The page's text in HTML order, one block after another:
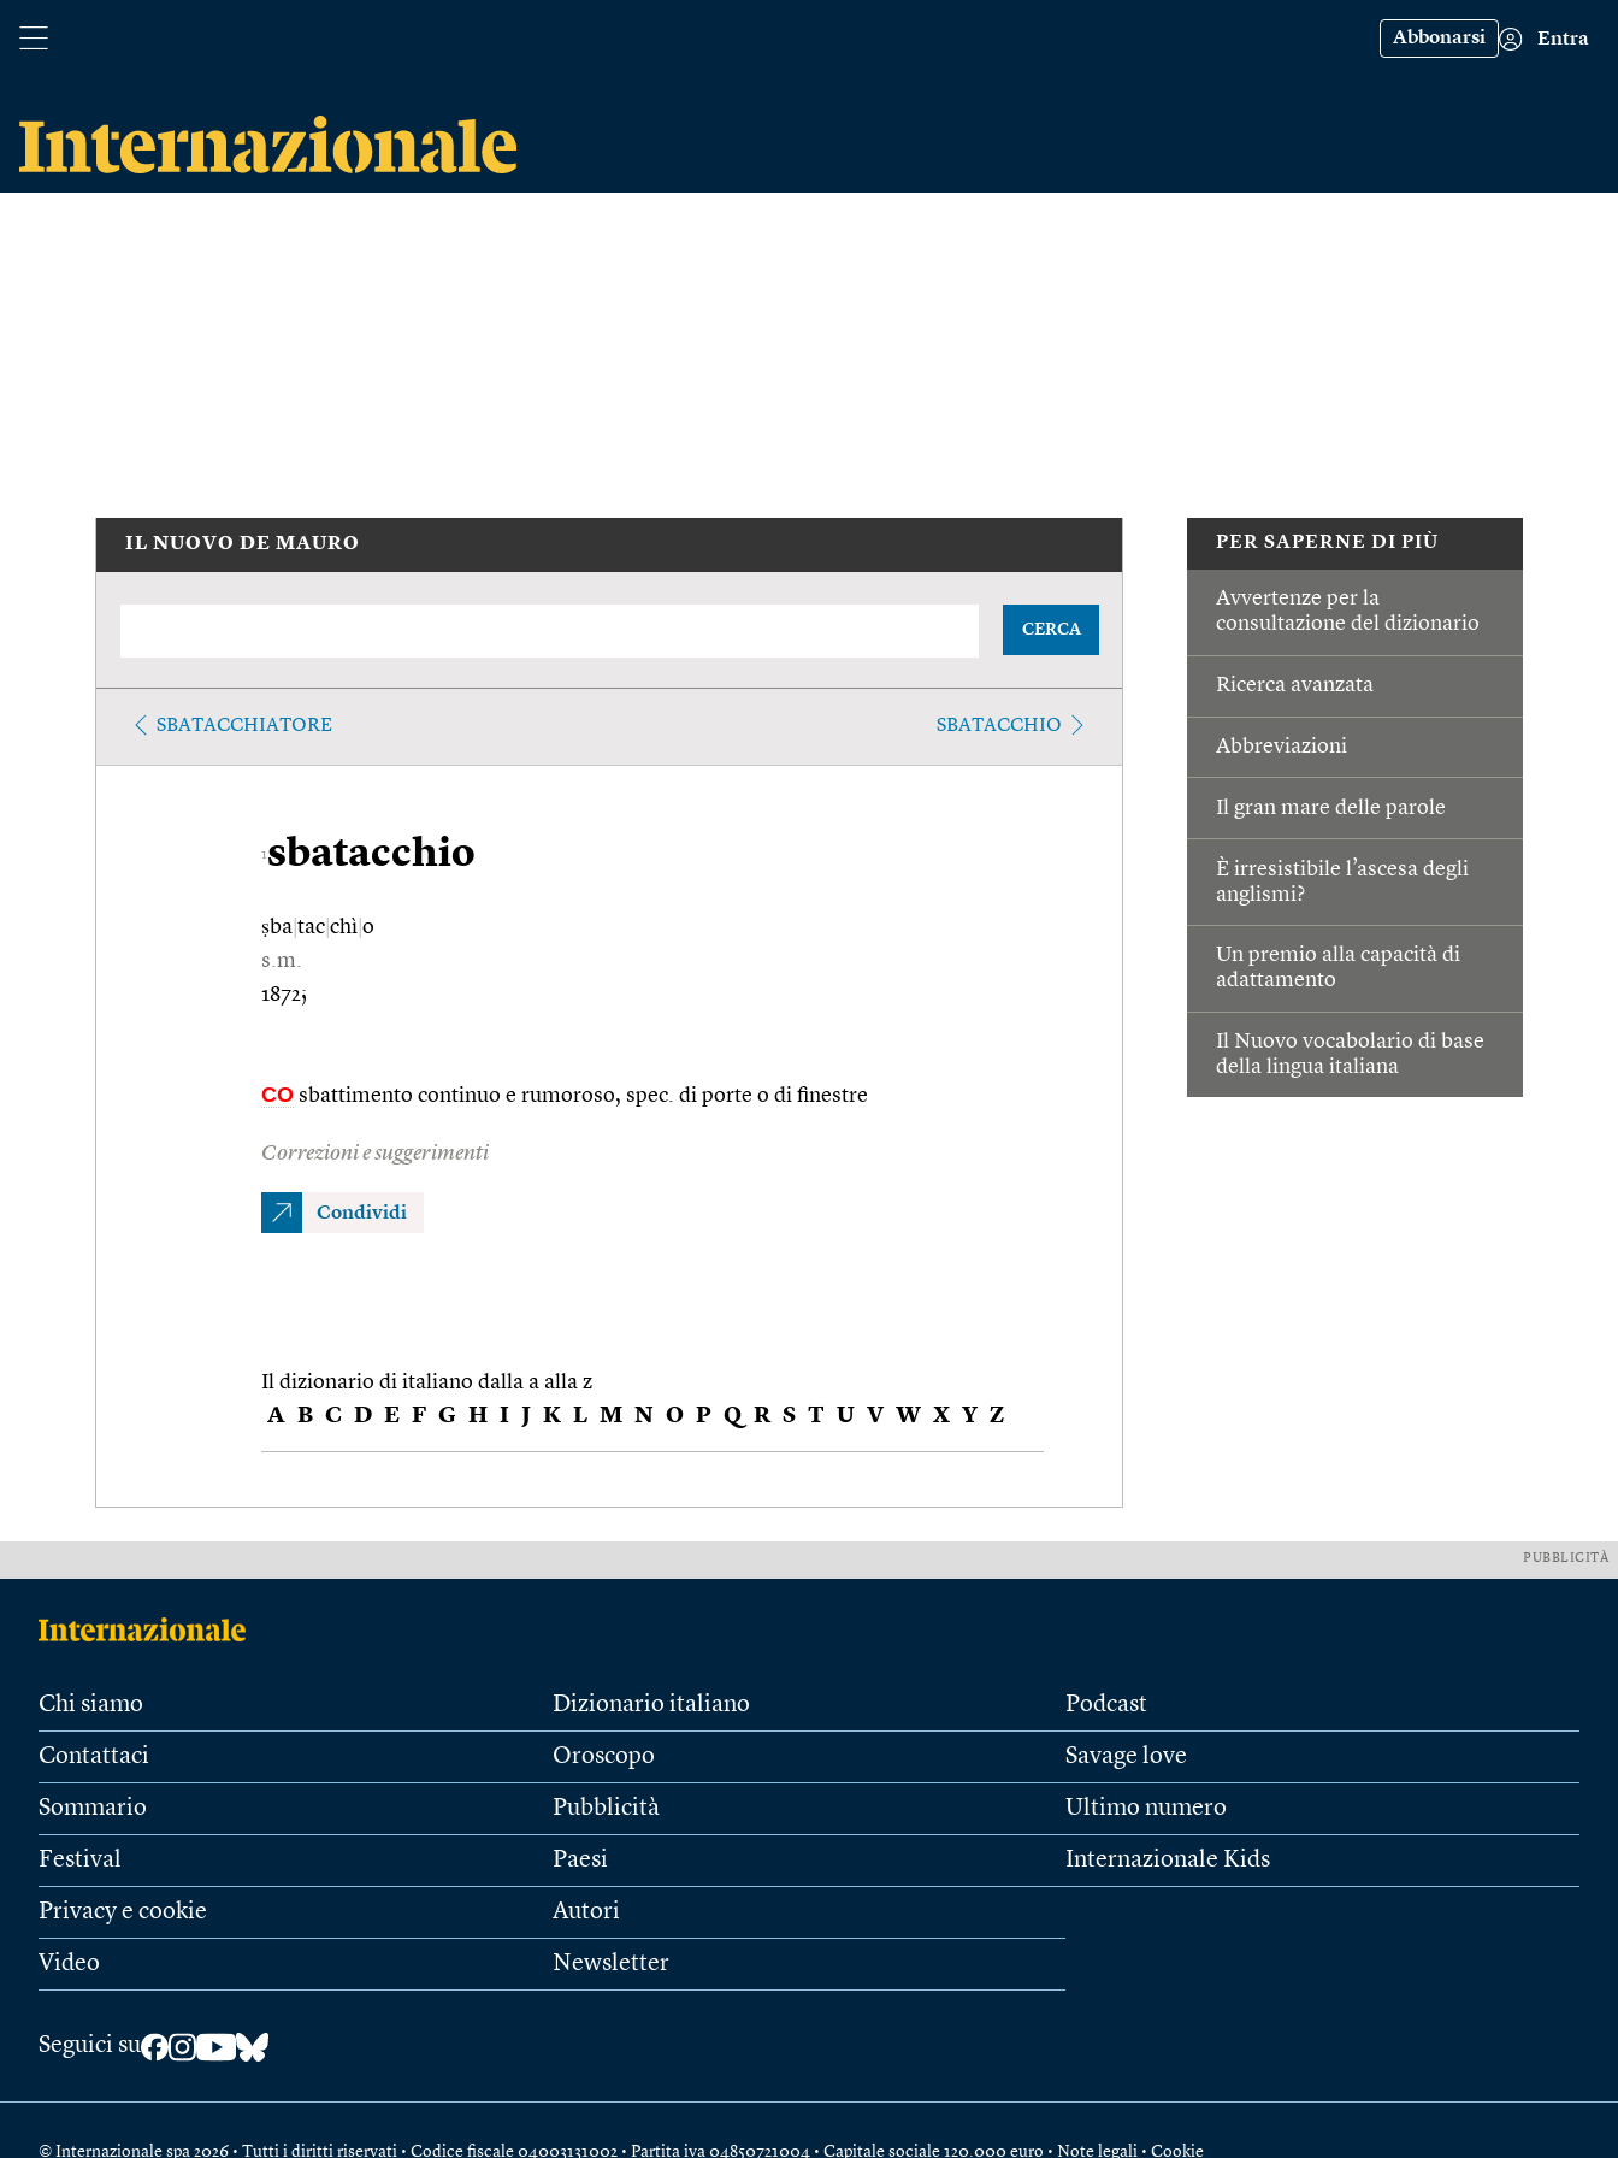
Abbonarsi Entra
PER SAPERNE DI PIÙ
Avvertenze per la
consultazione del dizionario
Ricerca avanzata
Abbreviazioni
Il gran mare delle parole
È irresistibile l’ascesa degli
anglismi?
Un premio alla capacità di
adattamento
Il Nuovo vocabolario di base
della lingua italiana
IL NUOVO DE MAURO
CERCA
SBATACCHIATORE SBATACCHIO
1sbatacchio
ṣba tac chì o
s.m.
1872;
CO sbattimento continuo e rumoroso, spec. di porte o di finestre
Correzioni e suggerimenti
Condividi
Il dizionario di italiano dalla a alla z
A B C D E F G H I J K L M N O P Q R S T U V W X Y Z
PUBBLICITÀ
Chi siamo
Contattaci
Sommario
Festival
Privacy e cookie
Video
Dizionario italiano
Oroscopo
Pubblicità
Paesi
Autori
Newsletter
Podcast
Savage love
Ultimo numero
Internazionale Kids
Seguici su
© Internazionale spa 2026 • Tutti i diritti riservati • Codice fiscale 04003131002 • Partita iva 04850721004 • Capitale sociale 120.000 euro • Note legali • Cookie